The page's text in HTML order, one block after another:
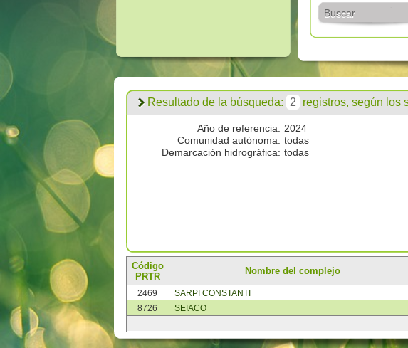
Buscar
Resultado de la búsqueda: 2 registros, según los
Año de referencia: 2024
Comunidad autónoma: todas
Demarcación hidrográfica: todas
Código
PRTR
Nombre del complejo
2469 SARPI CONSTANTI
8726
SEIACO